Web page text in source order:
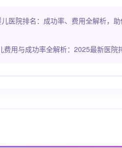
儿医院排名：成功率、费用全解析，
费用与成功率全解析：2025最新医院